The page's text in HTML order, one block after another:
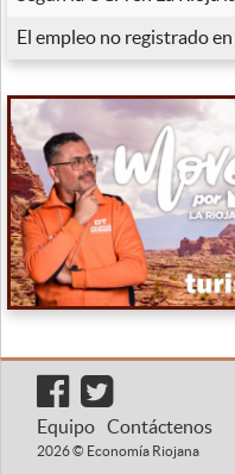
El empleo no registrado
Equipo Contáctenos
2026 © Economía Riojana